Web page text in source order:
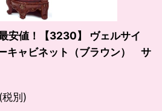
値！【3230】 ヴェルサイ
キャビネット（ブラウン） サ
(税別)